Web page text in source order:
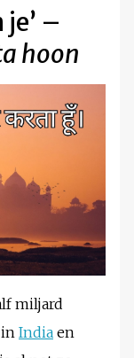
–
hoon
miljard
India en